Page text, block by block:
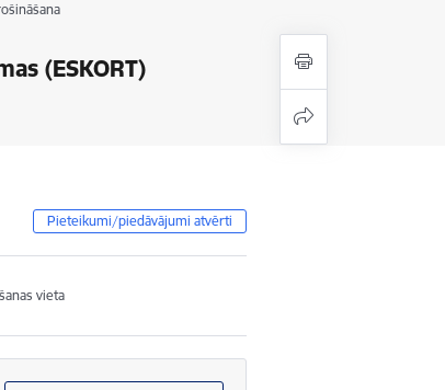
(ESKORT)
Pieteikumi/piedāvājumi atvērti
vieta